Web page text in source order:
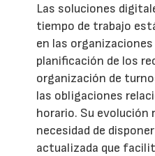
Las soluciones
tiempo de trabajo
en las
planificación de los
organización de
las obligaciones
horario. Su evolución
necesidad de
actualizada que